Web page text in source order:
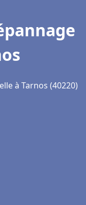
à Tarnos (40220)